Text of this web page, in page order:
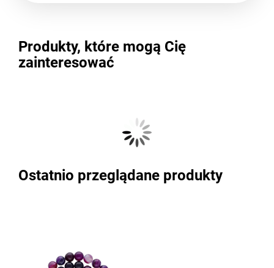
Produkty, które mogą Cię
zainteresować
Ostatnio przeglądane produkty